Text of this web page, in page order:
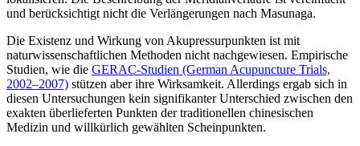
und berücksichtigt nicht die Verlängerungen nach Masunaga.
Die Existenz und Wirkung von Akupressurpunkten ist mit
naturwissenschaftlichen Methoden nicht nachgewiesen. Empirische
Studien, wie die GERAC-Studien (German Acupuncture Trials,
2002–2007) stützen aber ihre Wirksamkeit. Allerdings ergab sich in
diesen Untersuchungen kein signifikanter Unterschied zwischen den
exakten überlieferten Punkten der traditionellen chinesischen
Medizin und willkürlich gewählten Scheinpunkten.